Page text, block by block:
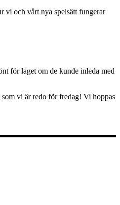
vi och vårt nya spelsätt fungerar
för laget om de kunde inleda med
vi är redo för fredag! Vi hoppas